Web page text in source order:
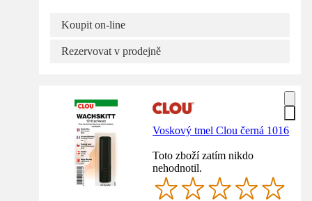
Koupit on-line
Rezervovat v prodejně
Voskový tmel Clou černá 1016
Toto zboží zatím nikdo
nehodnotil.